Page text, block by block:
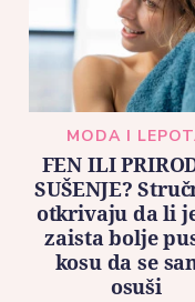
MODA I
FEN ILI
SUŠENJE?
otkrivaju da li
zaista bolje
kosu da se
osuši